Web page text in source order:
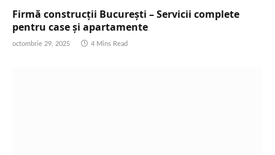
Firmă construcții București – Servicii complete
pentru case și apartamente
octombrie 29, 2025 4 Mins Read